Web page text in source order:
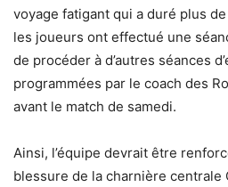
voyage fatigant qui a duré plus
les joueurs ont effectué une
de procéder à d’autres séances
programmées par le coach des
avant le match de samedi.
Ainsi, l’équipe devrait être
blessure de la charnière centrale